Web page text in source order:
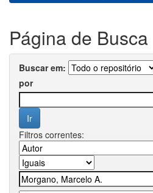
Página de Busca
Buscar em:
por
Filtros correntes: